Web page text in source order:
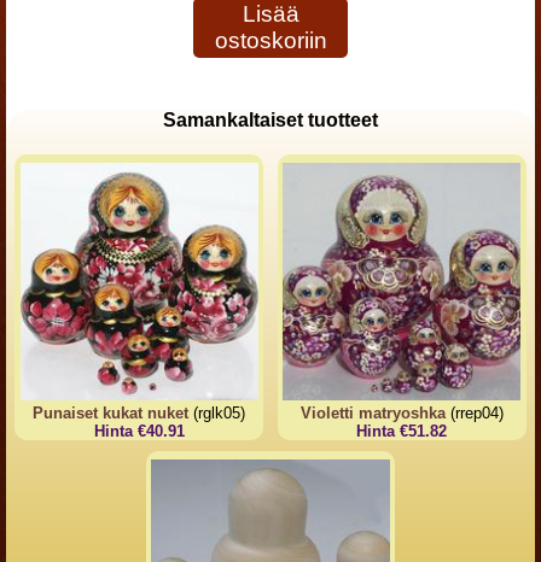
Lisää
ostoskoriin
Samankaltaiset tuotteet
Punaiset kukat nuket(rglk05)
Hinta €40.91
Violetti matryoshka(rrep04)
Hinta €51.82